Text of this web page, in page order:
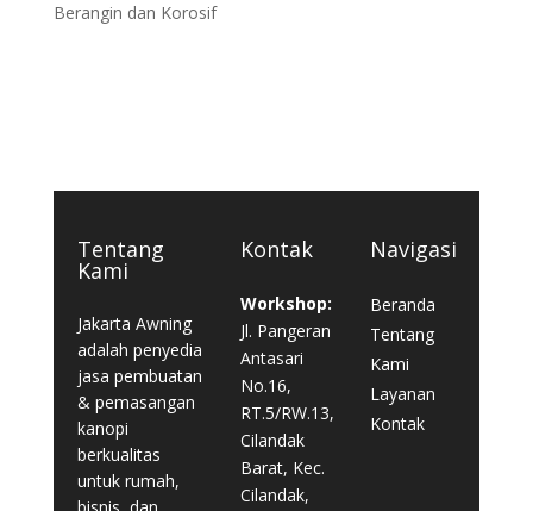
Berangin dan Korosif
Tentang
Kami
Jakarta Awning
adalah penyedia
jasa pembuatan
& pemasangan
kanopi
berkualitas
untuk rumah,
Kontak
Workshop:
Jl. Pangeran
Antasari
No.16,
RT.5/RW.13,
Cilandak
Barat, Kec.
Cilandak,
Navigasi
Beranda
Tentang
Kami
Layanan
Kontak